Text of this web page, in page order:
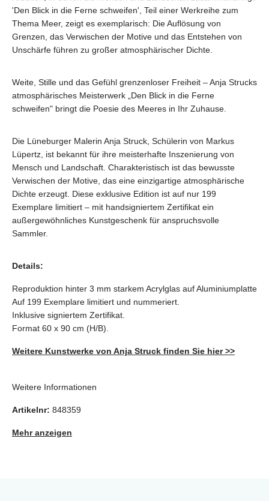
'Den Blick in die Ferne schweifen', Teil einer Werkreihe zum
Thema Meer, zeigt es exemplarisch: Die Auflösung von
Grenzen, das Verwischen der Motive und das Entstehen von
Unschärfe führen zu großer atmosphärischer Dichte.
Weite, Stille und das Gefühl grenzenloser Freiheit – Anja Strucks
atmosphärisches Meisterwerk „Den Blick in die Ferne
schweifen" bringt die Poesie des Meeres in Ihr Zuhause.
Die Lüneburger Malerin Anja Struck, Schülerin von Markus
Lüpertz, ist bekannt für ihre meisterhafte Inszenierung von
Mensch und Landschaft. Charakteristisch ist das bewusste
Verwischen der Motive, das eine einzigartige atmosphärische
Dichte erzeugt. Diese exklusive Edition ist auf nur 199
Exemplare limitiert – mit handsigniertem Zertifikat ein
außergewöhnliches Kunstgeschenk für anspruchsvolle
Sammler.
Details:
Reproduktion hinter 3 mm starkem Acrylglas auf Aluminiumplatte
Auf 199 Exemplare limitiert und nummeriert.
Inklusive signiertem Zertifikat.
Format 60 x 90 cm (H/B).
Weitere Kunstwerke von Anja Struck finden Sie hier >>
Weitere Informationen
Artikelnr: 848359
Mehr anzeigen